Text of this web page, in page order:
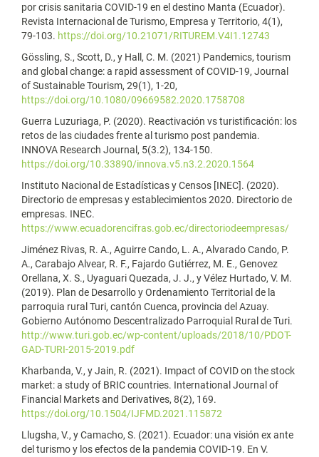
por crisis sanitaria COVID-19 en el destino Manta (Ecuador).
Revista Internacional de Turismo, Empresa y Territorio, 4(1),
79-103. https://doi.org/10.21071/RITUREM.V4I1.12743
Gössling, S., Scott, D., y Hall, C. M. (2021) Pandemics, tourism
and global change: a rapid assessment of COVID-19, Journal
of Sustainable Tourism, 29(1), 1-20,
https://doi.org/10.1080/09669582.2020.1758708
Guerra Luzuriaga, P. (2020). Reactivación vs turistificación: los
retos de las ciudades frente al turismo post pandemia.
INNOVA Research Journal, 5(3.2), 134-150.
https://doi.org/10.33890/innova.v5.n3.2.2020.1564
Instituto Nacional de Estadísticas y Censos [INEC]. (2020).
Directorio de empresas y establecimientos 2020. Directorio de
empresas. INEC.
https://www.ecuadorencifras.gob.ec/directoriodeempresas/
Jiménez Rivas, R. A., Aguirre Cando, L. A., Alvarado Cando, P.
A., Carabajo Alvear, R. F., Fajardo Gutiérrez, M. E., Genovez
Orellana, X. S., Uyaguari Quezada, J. J., y Vélez Hurtado, V. M.
(2019). Plan de Desarrollo y Ordenamiento Territorial de la
parroquia rural Turi, cantón Cuenca, provincia del Azuay.
Gobierno Autónomo Descentralizado Parroquial Rural de Turi.
http://www.turi.gob.ec/wp-content/uploads/2018/10/PDOT-
GAD-TURI-2015-2019.pdf
Kharbanda, V., y Jain, R. (2021). Impact of COVID on the stock
market: a study of BRIC countries. International Journal of
Financial Markets and Derivatives, 8(2), 169.
https://doi.org/10.1504/IJFMD.2021.115872
Llugsha, V., y Camacho, S. (2021). Ecuador: una visión ex ante
del turismo y los efectos de la pandemia COVID-19. En V.